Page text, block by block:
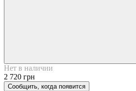
Нет в наличии
2 720 грн
Сообщить, когда появится